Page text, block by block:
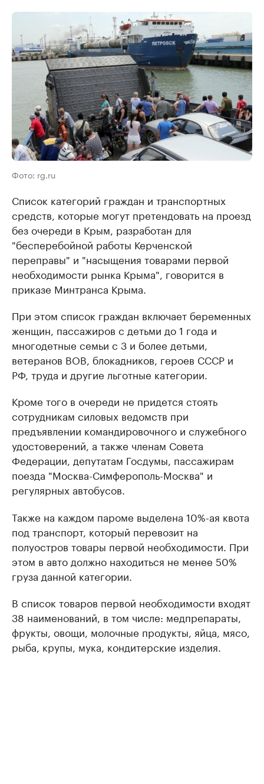
Фото: rg.ru
Список категорий граждан и транспортных
средств, которые могут претендовать на проезд
без очереди в Крым, разработан для
"бесперебойной работы Керченской
переправы" и "насыщения товарами первой
необходимости рынка Крыма", говорится в
приказе Минтранса Крыма.
При этом список граждан включает беременных
женщин, пассажиров с детьми до 1 года и
многодетные семьи с 3 и более детьми,
ветеранов ВОВ, блокадников, героев СССР и
РФ, труда и другие льготные категории.
Кроме того в очереди не придется стоять
сотрудникам силовых ведомств при
предъявлении командировочного и служебного
удостоверений, а также членам Совета
Федерации, депутатам Госдумы, пассажирам
поезда "Москва-Симферополь-Москва" и
регулярных автобусов.
Также на каждом пароме выделена 10%-ая квота
под транспорт, который перевозит на
полуостров товары первой необходимости. При
этом в авто должно находиться не менее 50%
груза данной категории.
В список товаров первой необходимости входят
38 наименований, в том числе: медпрепараты,
фрукты, овощи, молочные продукты, яйца, мясо,
рыба, крупы, мука, кондитерские изделия.